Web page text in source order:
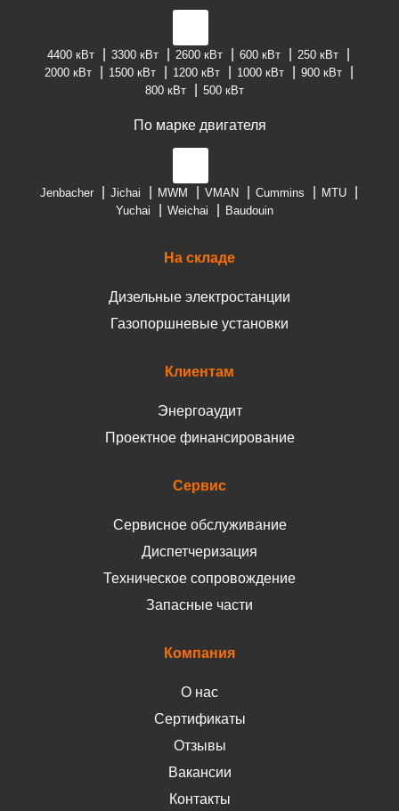
4400 кВт 3300 кВт 2600 кВт 600 кВт
250 кВт
2000 кВт
1500 кВт 1200 кВт 1000 кВт
900 кВт
800 кВт
500 кВт
По марке двигателя
Jenbacher Jichai MWM VMAN Cummins
MTU
Yuchai
Weichai Baudouin
На складе
Дизельные электростанции
Газопоршневые установки
Клиентам
Энергоаудит
Проектное финансирование
Сервис
Сервисное обслуживание
Диспетчеризация
Техническое сопровождение
Запасные части
Компания
О нас
Сертификаты
Отзывы
Вакансии
Контакты